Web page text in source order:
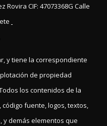
CIF: 47073368G Calle
y tiene la correspondiente
de propiedad
los contenidos de la
fuente, logos, textos,
y demás elementos que